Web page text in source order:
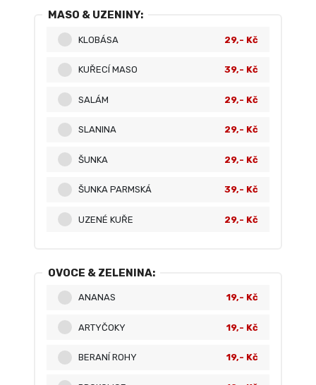
MASO & UZENINY:
KLOBÁSA 29,- Kč
KUŘECÍ MASO 39,- Kč
SALÁM 29,- Kč
SLANINA 29,- Kč
ŠUNKA 29,- Kč
ŠUNKA PARMSKÁ 39,- Kč
UZENÉ KUŘE 29,- Kč
OVOCE & ZELENINA:
ANANAS 19,- Kč
ARTYČOKY 19,- Kč
BERANÍ ROHY 19,- Kč